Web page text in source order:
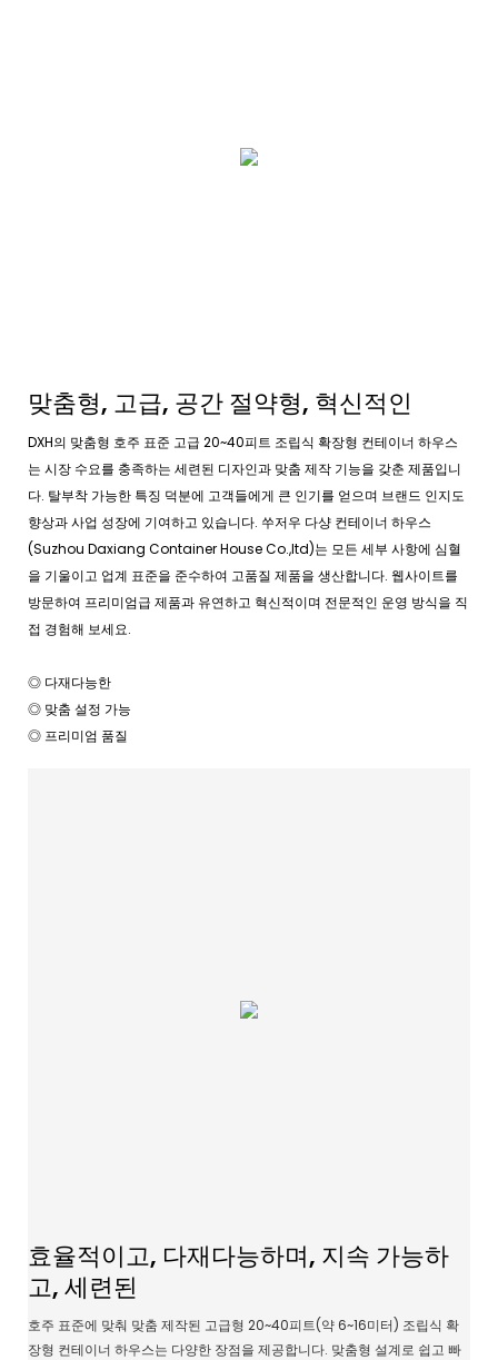
맞춤형, 고급, 공간 절약형, 혁신적인
DXH의 맞춤형 호주 표준 고급 20~40피트 조립식 확장형 컨테이너 하우스
는 시장 수요를 충족하는 세련된 디자인과 맞춤 제작 기능을 갖춘 제품입니
다. 탈부착 가능한 특징 덕분에 고객들에게 큰 인기를 얻으며 브랜드 인지도
향상과 사업 성장에 기여하고 있습니다. 쑤저우 다샹 컨테이너 하우스
(Suzhou Daxiang Container House Co.,ltd)는 모든 세부 사항에 심혈
을 기울이고 업계 표준을 준수하여 고품질 제품을 생산합니다. 웹사이트를
방문하여 프리미엄급 제품과 유연하고 혁신적이며 전문적인 운영 방식을 직
접 경험해 보세요.
◎ 다재다능한
◎ 맞춤 설정 가능
◎ 프리미엄 품질
효율적이고, 다재다능하며, 지속 가능하
고, 세련된
호주 표준에 맞춰 맞춤 제작된 고급형 20~40피트(약 6~16미터) 조립식 확
장형 컨테이너 하우스는 다양한 장점을 제공합니다. 맞춤형 설계로 쉽고 빠